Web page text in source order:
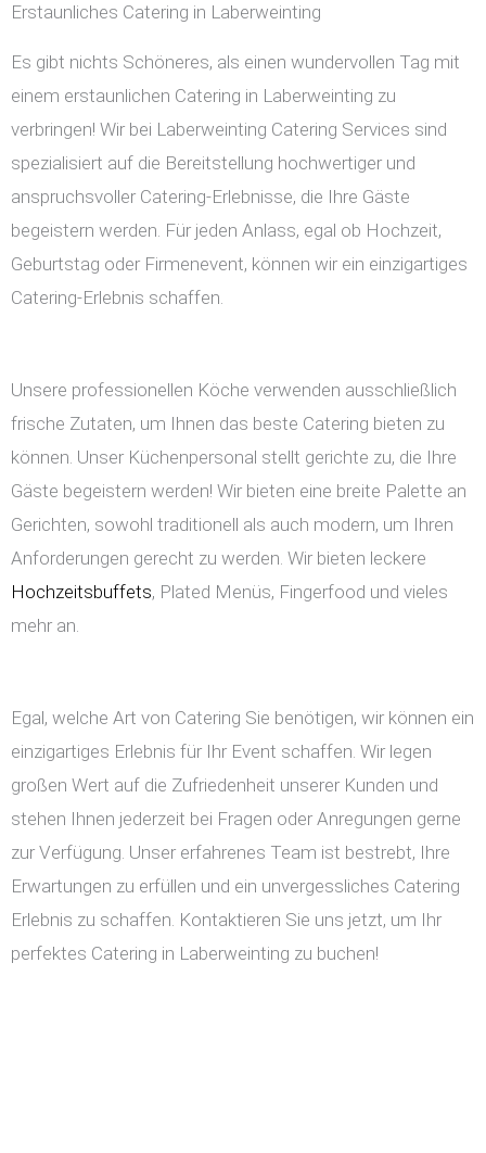
Erstaunliches Catering in Laberweinting
Es gibt nichts Schöneres, als einen wundervollen Tag mit
einem erstaunlichen Catering in Laberweinting zu
verbringen! Wir bei Laberweinting Catering Services sind
spezialisiert auf die Bereitstellung hochwertiger und
anspruchsvoller Catering-Erlebnisse, die Ihre Gäste
begeistern werden. Für jeden Anlass, egal ob Hochzeit,
Geburtstag oder Firmenevent, können wir ein einzigartiges
Catering-Erlebnis schaffen.
Unsere professionellen Köche verwenden ausschließlich
frische Zutaten, um Ihnen das beste Catering bieten zu
können. Unser Küchenpersonal stellt gerichte zu, die Ihre
Gäste begeistern werden! Wir bieten eine breite Palette an
Gerichten, sowohl traditionell als auch modern, um Ihren
Anforderungen gerecht zu werden. Wir bieten leckere
Hochzeitsbuffets, Plated Menüs, Fingerfood und vieles
mehr an.
Egal, welche Art von Catering Sie benötigen, wir können ein
einzigartiges Erlebnis für Ihr Event schaffen. Wir legen
großen Wert auf die Zufriedenheit unserer Kunden und
stehen Ihnen jederzeit bei Fragen oder Anregungen gerne
zur Verfügung. Unser erfahrenes Team ist bestrebt, Ihre
Erwartungen zu erfüllen und ein unvergessliches Catering
Erlebnis zu schaffen. Kontaktieren Sie uns jetzt, um Ihr
perfektes Catering in Laberweinting zu buchen!